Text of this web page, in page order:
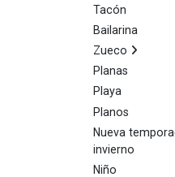
Tacón
Bailarina
Zueco
Planas
Playa
Planos
Nueva
invierno
Niño